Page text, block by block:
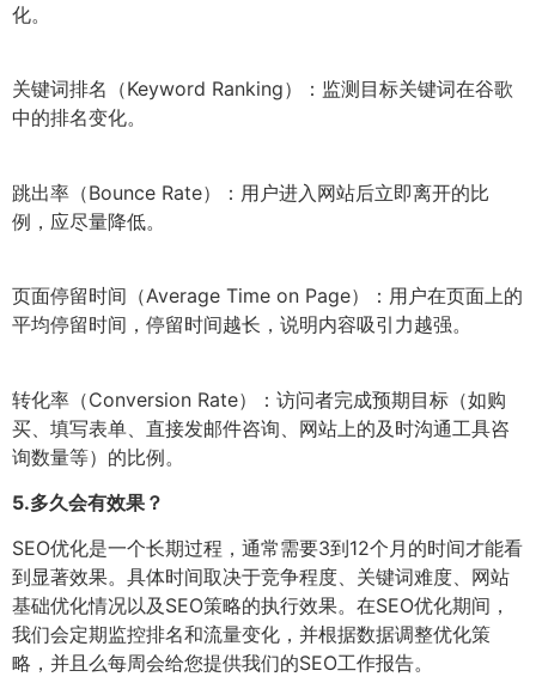
化。
关键词排名（Keyword Ranking）：监测目标关键词在谷歌
中的排名变化。
跳出率（Bounce Rate）：用户进入网站后立即离开的比
例，应尽量降低。
页面停留时间（Average Time on Page）：用户在页面上的
平均停留时间，停留时间越长，说明内容吸引力越强。
转化率（Conversion Rate）：访问者完成预期目标（如购
买、填写表单、直接发邮件咨询、网站上的及时沟通工具咨
询数量等）的比例。
5.多久会有效果？
SEO优化是一个长期过程，通常需要3到12个月的时间才能看
到显著效果。具体时间取决于竞争程度、关键词难度、网站
基础优化情况以及SEO策略的执行效果。在SEO优化期间，
我们会定期监控排名和流量变化，并根据数据调整优化策
略，并且么每周会给您提供我们的SEO工作报告。